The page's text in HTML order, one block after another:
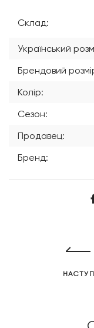
Склад:
Український
Брендовий
Колір:
Сезон:
Продавец:
Бренд: